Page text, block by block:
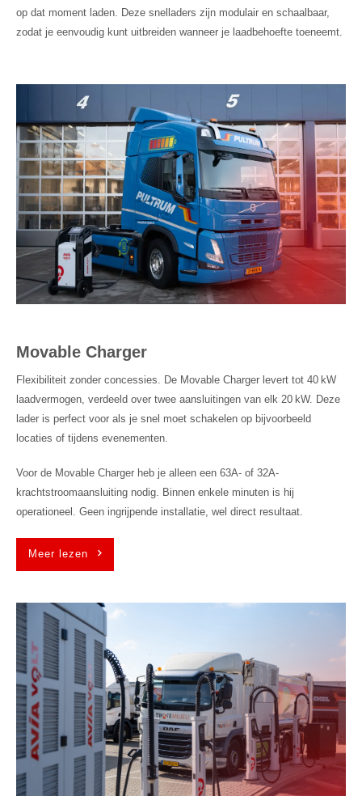
op dat moment laden. Deze snelladers zijn modulair en schaalbaar,
zodat je eenvoudig kunt uitbreiden wanneer je laadbehoefte toeneemt.
Movable Charger
Flexibiliteit zonder concessies. De Movable Charger levert tot 40 kW
laadvermogen, verdeeld over twee aansluitingen van elk 20 kW. Deze
lader is perfect voor als je snel moet schakelen op bijvoorbeeld
locaties of tijdens evenementen.
Voor de Movable Charger heb je alleen een 63A- of 32A-
krachtstroomaansluiting nodig. Binnen enkele minuten is hij
operationeel. Geen ingrijpende installatie, wel direct resultaat.
Meer lezen